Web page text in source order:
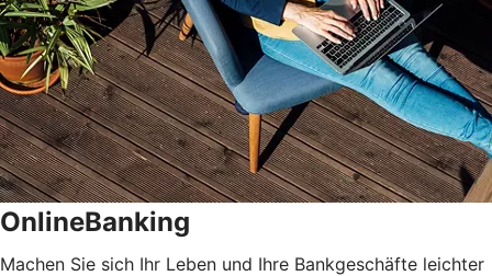
OnlineBanking
Machen Sie sich Ihr Leben und Ihre Bankgeschäfte leichter